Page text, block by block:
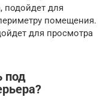
подойдет для
помещения.
для просмотра
под